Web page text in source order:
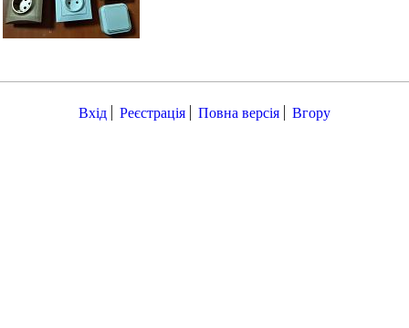
Вхід Реєстрація Повна версія Вгору